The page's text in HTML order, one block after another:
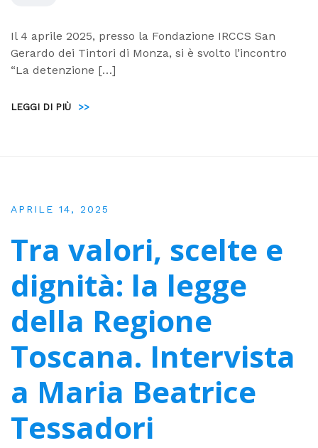
Il 4 aprile 2025, presso la Fondazione IRCCS San
Gerardo dei Tintori di Monza, si è svolto l’incontro
“La detenzione […]
LEGGI DI PIÙ >>
APRILE 14, 2025
Tra valori, scelte e
dignità: la legge
della Regione
Toscana. Intervista
a Maria Beatrice
Tessadori